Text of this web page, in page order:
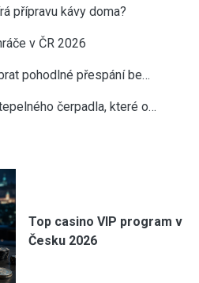
přípravu kávy doma?
v ČR 2026
pohodlné přespání be…
čerpadla, které o…
Top casino VIP program v
Česku 2026